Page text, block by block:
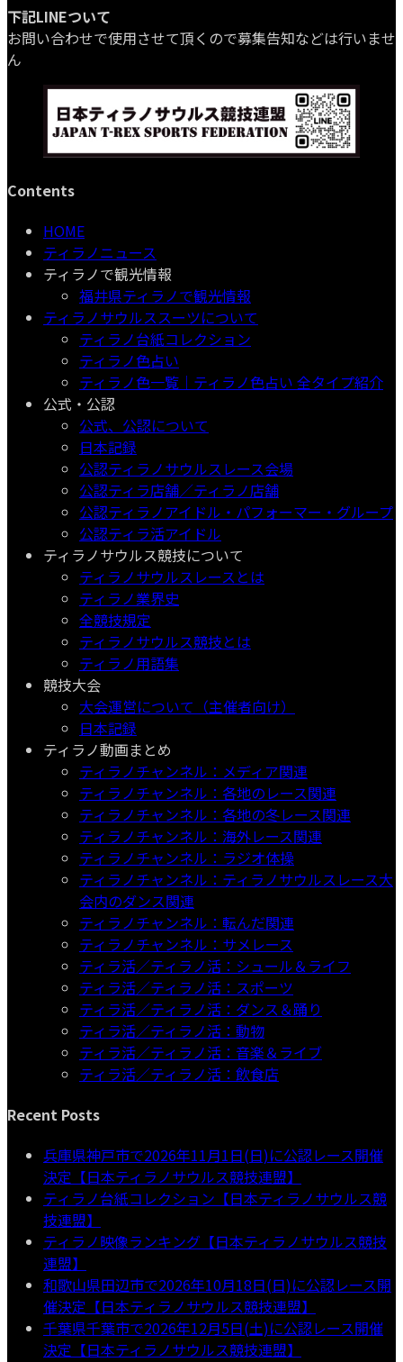
下記LINEついて
お問い合わせで使用させて頂くので募集告知などは行いませ
ん
Contents
HOME
ティラノニュース
ティラノで観光情報
福井県ティラノで観光情報
ティラノサウルススーツについて
ティラノ台紙コレクション
ティラノ色占い
ティラノ色一覧｜ティラノ色占い 全タイプ紹介
公式・公認
公式、公認について
日本記録
公認ティラノサウルスレース会場
公認ティラ店舗／ティラノ店舗
公認ティラノアイドル・パフォーマー・グループ
公認ティラ活アイドル
ティラノサウルス競技について
ティラノサウルスレースとは
ティラノ業界史
全競技規定
ティラノサウルス競技とは
ティラノ用語集
競技大会
大会運営について（主催者向け）
日本記録
ティラノ動画まとめ
ティラノチャンネル：メディア関連
ティラノチャンネル：各地のレース関連
ティラノチャンネル：各地の冬レース関連
ティラノチャンネル：海外レース関連
ティラノチャンネル：ラジオ体操
ティラノチャンネル：ティラノサウルスレース大
会内のダンス関連
ティラノチャンネル：転んだ関連
ティラノチャンネル：サメレース
ティラ活／ティラノ活：シュール＆ライフ
ティラ活／ティラノ活：スポーツ
ティラ活／ティラノ活：ダンス＆踊り
ティラ活／ティラノ活：動物
ティラ活／ティラノ活：音楽＆ライブ
ティラ活／ティラノ活：飲食店
Recent Posts
兵庫県神戸市で2026年11月1日(日)に公認レース開催
決定【日本ティラノサウルス競技連盟】
ティラノ台紙コレクション【日本ティラノサウルス競
技連盟】
ティラノ映像ランキング【日本ティラノサウルス競技
連盟】
和歌山県田辺市で2026年10月18日(日)に公認レース開
催決定【日本ティラノサウルス競技連盟】
千葉県千葉市で2026年12月5日(土)に公認レース開催
決定【日本ティラノサウルス競技連盟】